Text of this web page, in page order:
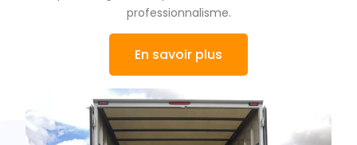
professionnalisme.
En savoir plus